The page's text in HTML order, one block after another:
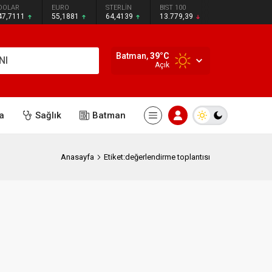
EURO
55,1881
STERLİN
64,4139
BIST 100
13.779,39
Batman,39°C
Açık
Sağlık Batman
Anasayfa Etiket:değerlendirme toplantısı